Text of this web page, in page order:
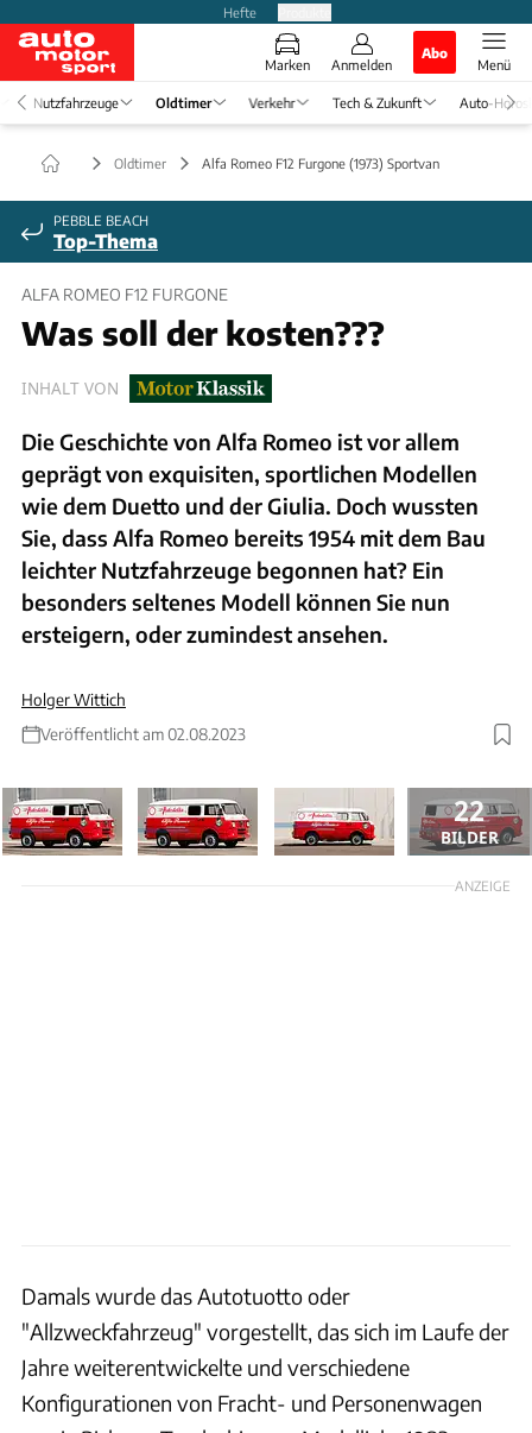
Hefte
Marken Anmelden
Abo
Menü
Nutzfahrzeuge Oldtimer Verkehr Tech & Zukunft Auto-
Oldtimer Alfa Romeo F12 Furgone (1973) Sportvan
PEBBLE BEACH
Top-Thema
ALFA ROMEO F12 FURGONE
Was soll der kosten???
INHALT VON
Die Geschichte von Alfa Romeo ist vor allem
geprägt von exquisiten, sportlichen Modellen
wie dem Duetto und der Giulia. Doch wussten
Sie, dass Alfa Romeo bereits 1954 mit dem Bau
leichter Nutzfahrzeuge begonnen hat? Ein
besonders seltenes Modell können Sie nun
ersteigern, oder zumindest ansehen.
Holger Wittich
Veröffentlicht am 02.08.2023
22
BILDER
ANZEIGE
Damals wurde das Autotuotto oder
"Allzweckfahrzeug" vorgestellt, das sich im Laufe der
Jahre weiterentwickelte und verschiedene
Konfigurationen von Fracht- und Personenwagen